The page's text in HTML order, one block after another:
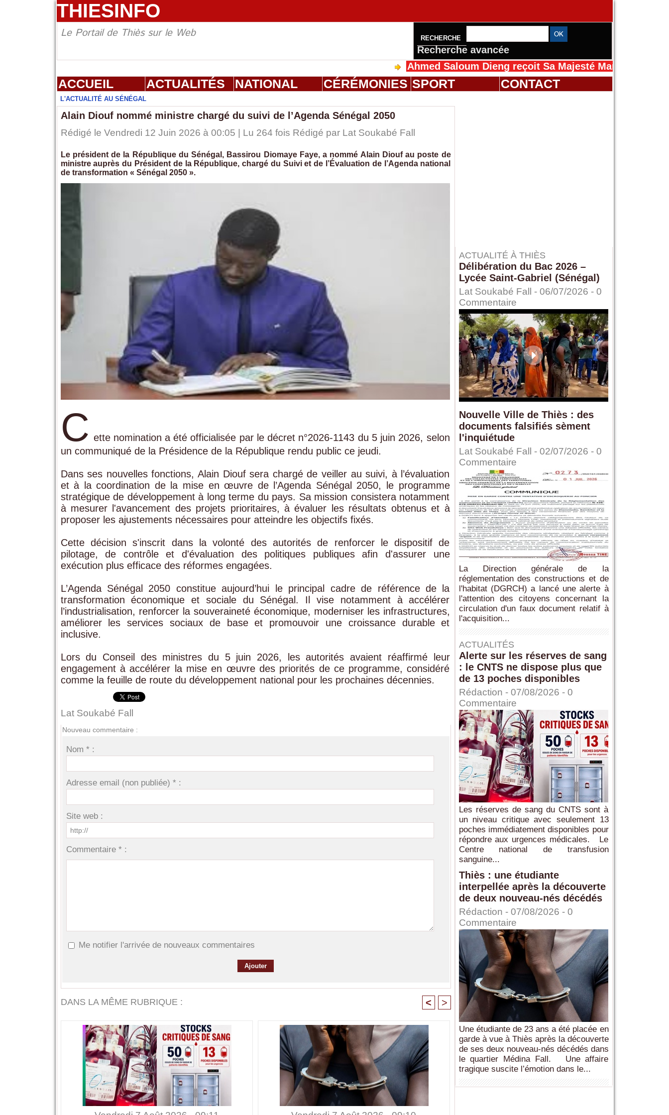
THIESINFO
Le Portail de Thiès sur le Web RECHERCHE
Recherche avancée
Ahmed Saloum Dieng reçoit Sa Majesté Mansah Cissé au
ACCUEIL ACTUALITÉS NATIONAL CÉRÉMONIES SPORT CONTACT
L'ACTUALITÉ AU SÉNÉGAL
Alain Diouf nommé ministre chargé du suivi de l’Agenda Sénégal 2050
Rédigé le Vendredi 12 Juin 2026 à 00:05 | Lu 264 fois Rédigé par Lat Soukabé Fall
Le président de la République du Sénégal, Bassirou Diomaye Faye, a nommé Alain Diouf au poste de
ministre auprès du Président de la République, chargé du Suivi et de l’Évaluation de l’Agenda national
de transformation « Sénégal 2050 ».
C ette nomination a été officialisée par le décret n°2026-1143 du 5 juin 2026, selon
un communiqué de la Présidence de la République rendu public ce jeudi.
Dans ses nouvelles fonctions, Alain Diouf sera chargé de veiller au suivi, à l’évaluation
et à la coordination de la mise en œuvre de l’Agenda Sénégal 2050, le programme
stratégique de développement à long terme du pays. Sa mission consistera notamment
à mesurer l'avancement des projets prioritaires, à évaluer les résultats obtenus et à
proposer les ajustements nécessaires pour atteindre les objectifs fixés.
Cette décision s'inscrit dans la volonté des autorités de renforcer le dispositif de
pilotage, de contrôle et d'évaluation des politiques publiques afin d'assurer une
exécution plus efficace des réformes engagées.
L’Agenda Sénégal 2050 constitue aujourd’hui le principal cadre de référence de la
transformation économique et sociale du Sénégal. Il vise notamment à accélérer
l’industrialisation, renforcer la souveraineté économique, moderniser les infrastructures,
améliorer les services sociaux de base et promouvoir une croissance durable et
inclusive.
Lors du Conseil des ministres du 5 juin 2026, les autorités avaient réaffirmé leur
engagement à accélérer la mise en œuvre des priorités de ce programme, considéré
comme la feuille de route du développement national pour les prochaines décennies.
Lat Soukabé Fall
Nouveau commentaire :
Nom * :
Adresse email (non publiée) * :
Site web :
Commentaire * :
Me notifier l'arrivée de nouveaux commentaires
DANS LA MÊME RUBRIQUE : < >
ACTUALITÉ À THIÈS
Délibération du Bac 2026 –
Lycée Saint-Gabriel (Sénégal)
Lat Soukabé Fall - 06/07/2026 - 0
Commentaire
Nouvelle Ville de Thiès : des
documents falsifiés sèment
l'inquiétude
Lat Soukabé Fall - 02/07/2026 - 0
Commentaire
La Direction générale de la
réglementation des constructions et de
l'habitat (DGRCH) a lancé une alerte à
l'attention des citoyens concernant la
circulation d'un faux document relatif à
l'acquisition...
ACTUALITÉS
Alerte sur les réserves de sang
: le CNTS ne dispose plus que
de 13 poches disponibles
Rédaction - 07/08/2026 - 0
Commentaire
Les réserves de sang du CNTS sont à
un niveau critique avec seulement 13
poches immédiatement disponibles pour
répondre aux urgences médicales. Le
Centre national de transfusion
sanguine...
Thiès : une étudiante
interpellée après la découverte
de deux nouveau-nés décédés
Rédaction - 07/08/2026 - 0
Commentaire
Une étudiante de 23 ans a été placée en
garde à vue à Thiès après la découverte
de ses deux nouveau-nés décédés dans
le quartier Médina Fall. Une affaire
tragique suscite l’émotion dans le...